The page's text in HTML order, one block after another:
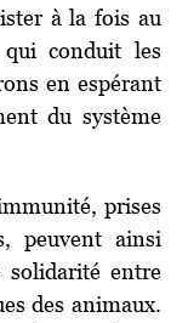
à la fois au
conduit les
en espérant
du système
prises
peuvent ainsi
solidarité entre
des animaux.